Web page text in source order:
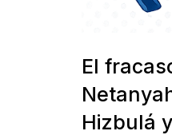
El
Hizbulá